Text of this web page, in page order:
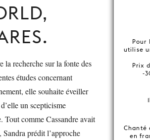
la recherche sur la fonte des
études concernant
elle souhaite éveiller
un scepticisme
Tout comme Cassandre avait
Sandra prédit l’approche
Pour
utilise
Prix
-
Chanté
en